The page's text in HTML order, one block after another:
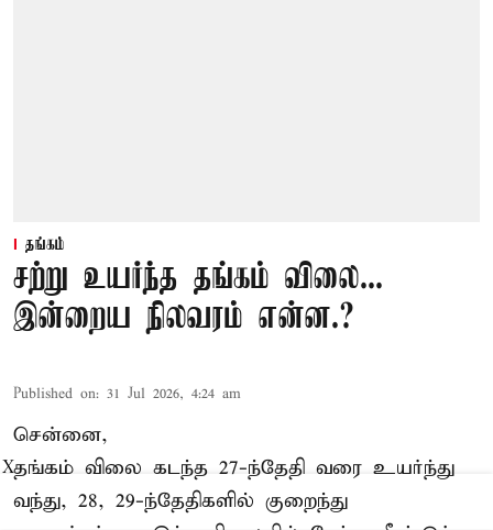
தங்கம்
சற்று உயர்ந்த தங்கம் விலை...
இன்றைய நிலவரம் என்ன.?
Published on: 31 Jul 2026, 4:24 am
சென்னை,
தங்கம் விலை கடந்த 27-ந்தேதி வரை உயர்ந்து
வந்து, 28, 29-ந்தேதிகளில் குறைந்து
X